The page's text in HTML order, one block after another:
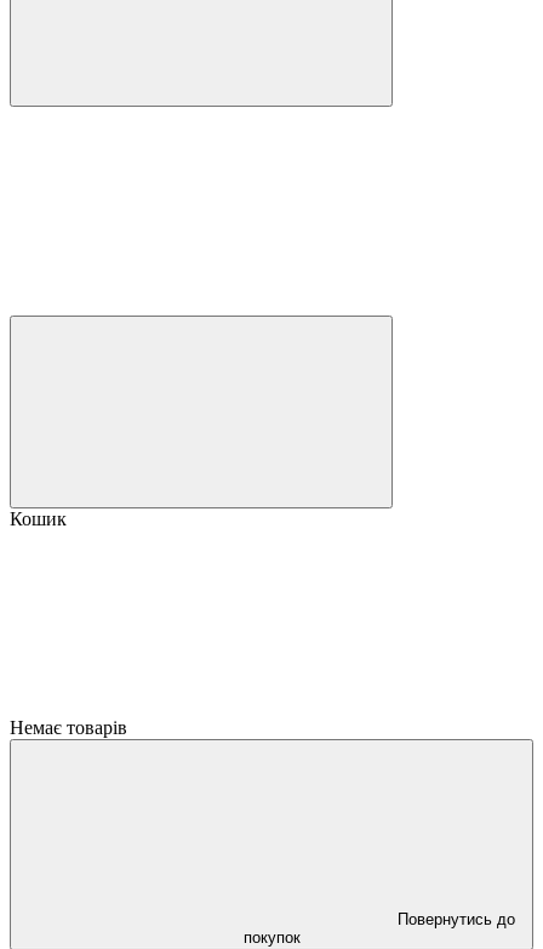
Кошик
Немає товарів
Повернутись до
покупок